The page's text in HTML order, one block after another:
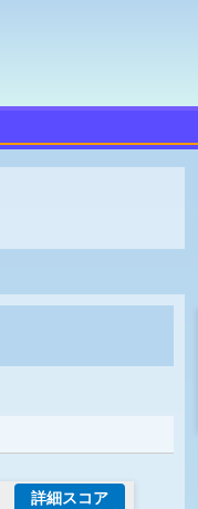
詳細スコア